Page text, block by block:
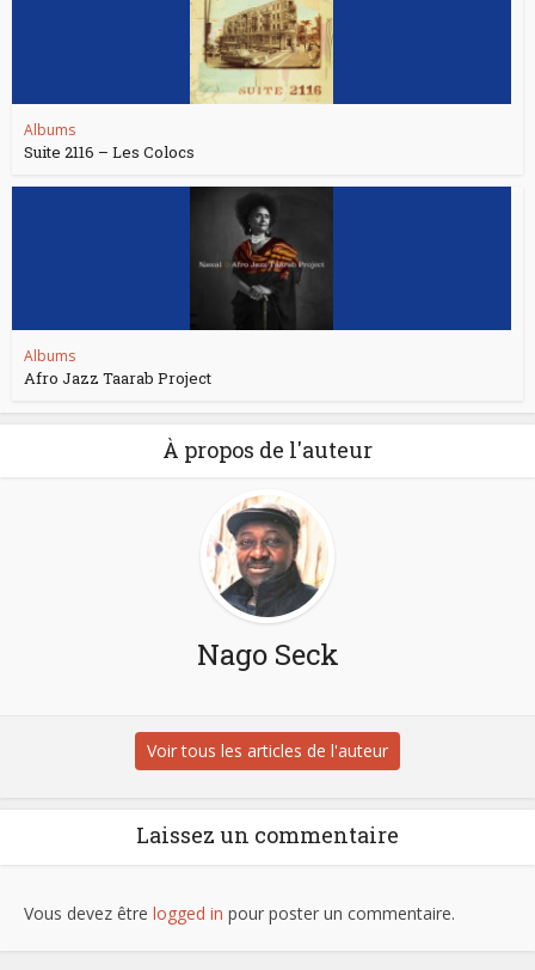
Albums
Suite 2116 – Les Colocs
Albums
Afro Jazz Taarab Project
À propos de l'auteur
Nago Seck
Voir tous les articles de l'auteur
Laissez un commentaire
Vous devez être logged in pour poster un commentaire.